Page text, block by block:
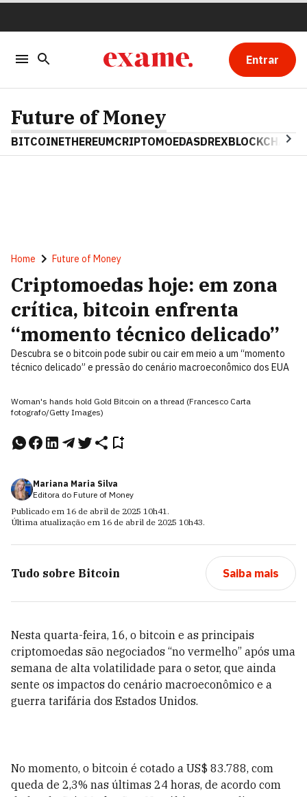
Entrar
Future of Money
BITCOINETHEREUMCRIPTOMOEDASDREXBLOCKCHAIN
Home Future of Money
Criptomoedas hoje: em zona
crítica, bitcoin enfrenta
“momento técnico delicado”
Descubra se o bitcoin pode subir ou cair em meio a um “momento
técnico delicado” e pressão do cenário macroeconômico dos EUA
Woman's hands hold Gold Bitcoin on a thread (Francesco Carta
fotografo/Getty Images)
Mariana Maria Silva
Editora do Future of Money
Publicado em 16 de abril de 2025 10h41.
Última atualização em 16 de abril de 2025 10h43.
Tudo sobre Bitcoin Saiba mais
Nesta quarta-feira, 16, o bitcoin e as principais
criptomoedas são negociados “no vermelho” após uma
semana de alta volatilidade para o setor, que ainda
sente os impactos do cenário macroeconômico e a
guerra tarifária dos Estados Unidos.
No momento, o bitcoin é cotado a US$ 83.788, com
queda de 2,3% nas últimas 24 horas, de acordo com